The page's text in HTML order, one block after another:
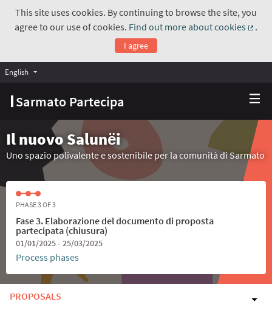
This site uses cookies. By continuing to browse the site, you
agree to our use of cookies. Find out more about cookies
.
I agree
Sarmato Partecipa
English Choose language
Il nuovo Salunёi
Uno spazio polivalente e sostenibile per la comunità di Sarmato
PHASE 3 OF 3
Fase 3. Elaborazione del documento di proposta
partecipata (chiusura)
01/01/2025 - 25/03/2025
Process phases
PROPOSALS